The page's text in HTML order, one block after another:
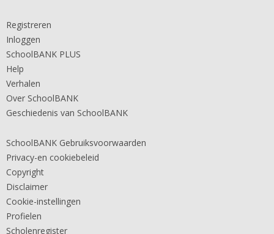
Registreren
Inloggen
SchoolBANK PLUS
Help
Verhalen
Over SchoolBANK
Geschiedenis van SchoolBANK
SchoolBANK Gebruiksvoorwaarden
Privacy-en cookiebeleid
Copyright
Disclaimer
Cookie-instellingen
Profielen
Scholenregister